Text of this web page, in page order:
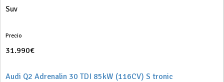
Suv
Precio
31.990€
Audi Q2 Adrenalin 30 TDI 85kW (116CV) S tronic